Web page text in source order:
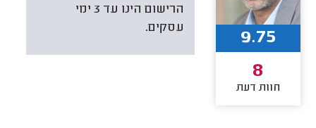
הרישום הינו עד 3 ימי
עסקים.
9.75
8
חוות דעת